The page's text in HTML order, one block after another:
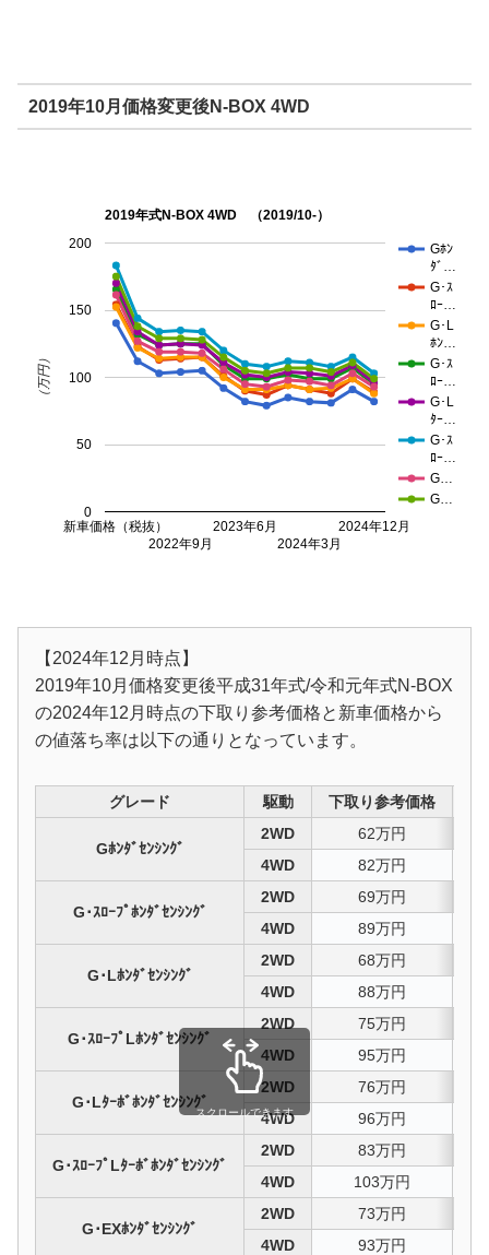
2019年10月価格変更後N-BOX 4WD
2019年式N-BOX 4WD （2019/10-）
Gﾎﾝ
ﾀﾞ…
G･ｽ
ﾛｰ…
G･L
ﾎﾝ…
G･ｽ
ﾛｰ…
G･L
ﾀｰ…
G･ｽ
ﾛｰ…
G…
G…
新車価格（税抜）
2022年9月
2023年6月
2024年3月
2024年12月
0
50
100
150
200
（万円）
【2024年12月時点】
2019年10月価格変更後平成31年式/令和元年式N-BOX
の2024年12月時点の下取り参考価格と新車価格から
の値落ち率は以下の通りとなっています。
グレード 駆動 下取り参考価格
Gﾎﾝﾀﾞｾﾝｼﾝｸﾞ
2WD 62万円
4WD
82万円
G･ｽﾛｰﾌﾟﾎﾝﾀﾞｾﾝｼﾝｸﾞ
2WD 69万円
4WD
89万円
G･Lﾎﾝﾀﾞｾﾝｼﾝｸﾞ
2WD 68万円
4WD
88万円
G･ｽﾛｰﾌﾟLﾎﾝﾀﾞｾﾝｼﾝｸﾞ
2WD 75万円
4WD
95万円
G･Lﾀｰﾎﾞﾎﾝﾀﾞｾﾝｼﾝｸﾞ
2WD 76万円
4WD
96万円
G･ｽﾛｰﾌﾟLﾀｰﾎﾞﾎﾝﾀﾞｾﾝｼﾝｸﾞ
2WD 83万円
4WD
103万円
G･EXﾎﾝﾀﾞｾﾝｼﾝｸﾞ
2WD 73万円
4WD
93万円
スクロールできます